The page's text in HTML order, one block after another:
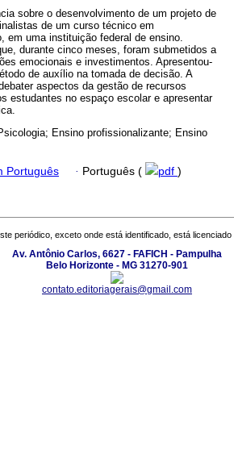
sobre o desenvolvimento de um projeto de
de um curso técnico em
em uma instituição federal de ensino.
durante cinco meses, foram submetidos a
emocionais e investimentos. Apresentou-
de auxílio na tomada de decisão. A
aspectos da gestão de recursos
estudantes no espaço escolar e apresentar
Ensino profissionalizante; Ensino
Português · Português ( pdf )
periódico, exceto onde está identificado, está licenciado
Av. Antônio Carlos, 6627 - FAFICH - Pampulha
Belo Horizonte - MG 31270-901
contato.editoriagerais@gmail.com